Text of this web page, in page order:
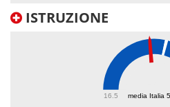
ISTRUZIONE
media Italia
16.5